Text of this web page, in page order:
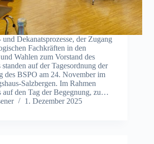
Dekanatsprozesse, der Zugang
Fachkräften in den
Wahlen zum Vorstand des
auf der Tagesordnung der
des BSPO am 24. November im
Salzbergen. Im Rahmen
auf den Tag der Begegnung, zu…
1. Dezember 2025